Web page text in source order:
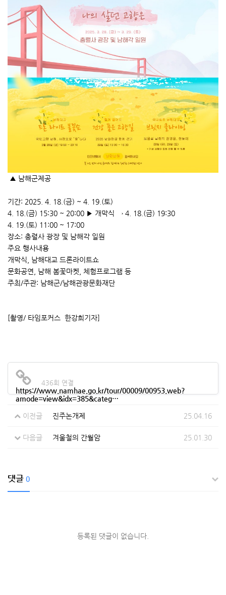
▲ 남해군제공
기간: 2025. 4. 18.(금) ~ 4. 19.(토)
4. 18.(금) 15:30 ~ 20:00 ▶ 개막식 → 4. 18.(금) 19:30
4. 19.(토) 11:00 ~ 17:00
장소: 충렬사 광장 및 남해각 일원
주요 행사내용
개막식, 남해대교 드론라이트쇼
문화공연, 남해 봄꽃마켓, 체험프로그램 등
주최/주관: 남해군/남해관광문화재단
[촬영/ 타임포커스 한강희기자]
https://www.namhae.go.kr/tour/00009/00953.web?
amode=view&idx=385&categ…
436회 연결
이전글 진주논개제 25.04.16
다음글 겨울철의 간월암 25.01.30
댓글 0
등록된 댓글이 없습니다.